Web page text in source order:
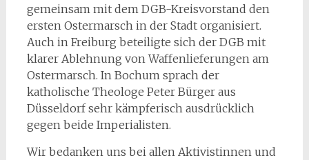
gemeinsam mit dem DGB-Kreisvorstand den
ersten Ostermarsch in der Stadt organisiert.
Auch in Freiburg beteiligte sich der DGB mit
klarer Ablehnung von Waffenlieferungen am
Ostermarsch. In Bochum sprach der
katholische Theologe Peter Bürger aus
Düsseldorf sehr kämpferisch ausdrücklich
gegen beide Imperialisten.
Wir bedanken uns bei allen Aktivistinnen und